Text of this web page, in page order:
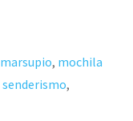
marsupio, mochila
senderismo,